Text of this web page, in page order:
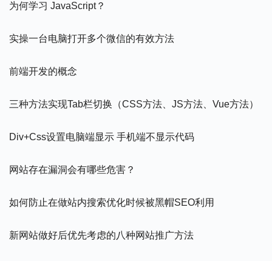
为何学习 JavaScript？
实操一台电脑打开多个微信的有效方法
前端开发的概念
三种方法实现tab栏切换（CSS方法、JS方法、Vue方法）
Div+css设置电脑端显示 手机端不显示代码
网站存在漏洞会有哪些危害？
如何防止在做站内搜索优化时候被黑帽SEO利用
新网站做好后优先考虑的八种网站推广方法